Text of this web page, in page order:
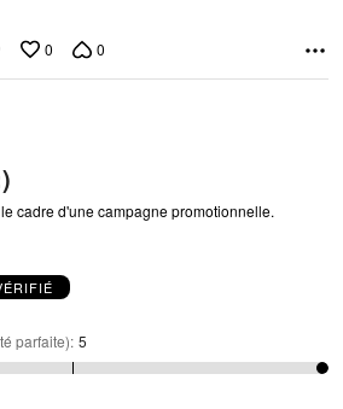
0 0
cadre d'une campagne promotionnelle.
parfaite): 5